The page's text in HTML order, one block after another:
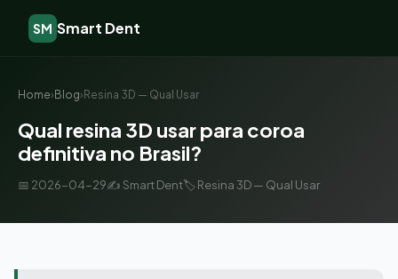
SM Smart Dent
Home› Blog› Resina 3D — Qual Usar
Qual resina 3D usar para coroa
definitiva no Brasil?
📅 2026-04-29✍️ Smart Dent🏷️ Resina 3D — Qual Usar